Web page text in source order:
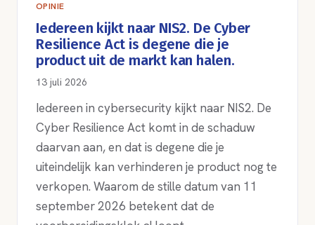
OPINIE
Iedereen kijkt naar NIS2. De Cyber
Resilience Act is degene die je
product uit de markt kan halen.
13 juli 2026
Iedereen in cybersecurity kijkt naar NIS2. De
Cyber Resilience Act komt in de schaduw
daarvan aan, en dat is degene die je
uiteindelijk kan verhinderen je product nog te
verkopen. Waarom de stille datum van 11
september 2026 betekent dat de